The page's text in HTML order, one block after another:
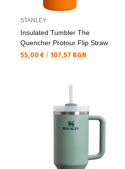
STANLEY
Insulated Tumbler The
Quencher Protour Flip Straw
Текуща цена:
55,00 € / 107,57 BGN